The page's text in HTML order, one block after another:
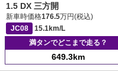
1.5 DX 三方開
新車時価格176.5万円(税込)
JC08
15.1km/L
満タンでどこまで走る？
649.3km